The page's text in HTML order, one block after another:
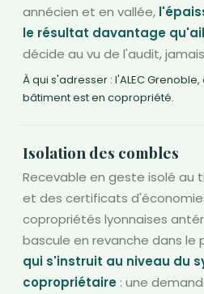
annécien et en vallée,
le résultat davantage
décide au vu de l'audit,
À qui s'adresser : l'ALEC Grenoble,
bâtiment est en copropriété.
Isolation des combles
Recevable en geste isolé au
et des certificats
copropriétés lyonnaises
bascule en revanche dans le
qui s'instruit au niveau du
copropriétaire : une